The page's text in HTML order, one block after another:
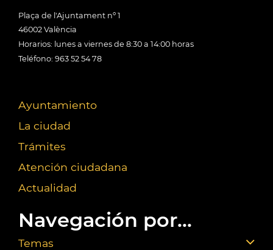
Plaça de l'Ajuntament nº 1
46002 València
Horarios: lunes a viernes de 8:30 a 14:00 horas
Teléfono: 963 52 54 78
Ayuntamiento
La ciudad
Trámites
Atención ciudadana
Actualidad
Navegación por...
Temas